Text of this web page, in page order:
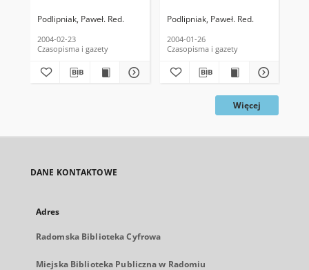
Podlipniak, Paweł. Red.
2004-02-23
Czasopisma i gazety
Podlipniak, Paweł. Red.
2004-01-26
Czasopisma i gazety
Więcej
DANE KONTAKTOWE
Adres
Radomska Biblioteka Cyfrowa
Miejska Biblioteka Publiczna w Radomiu